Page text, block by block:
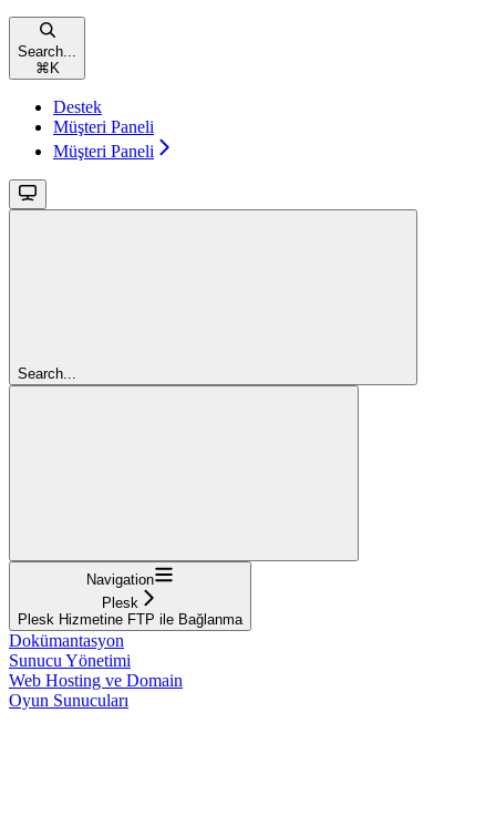
Search...
⌘ K
Destek
Müşteri Paneli
Müşteri Paneli
Search...
Navigation
Plesk
Plesk Hizmetine FTP ile Bağlanma
Dokümantasyon
Sunucu Yönetimi
Web Hosting ve Domain
Oyun Sunucuları